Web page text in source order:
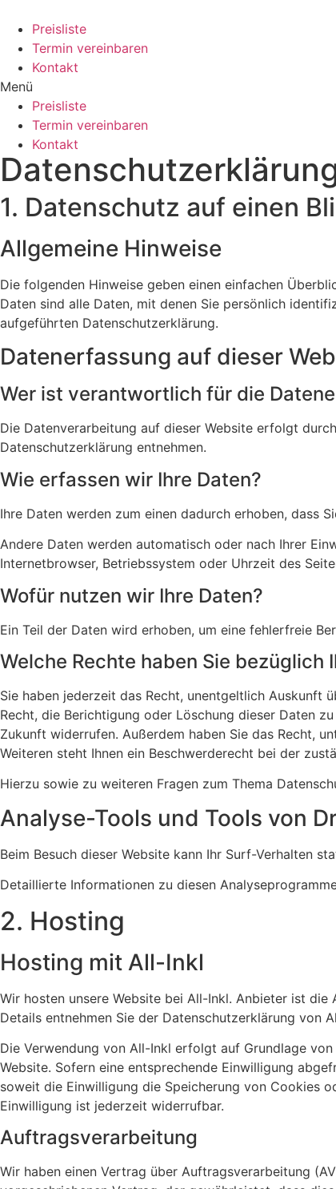
Inhalt
wechseln
Preisliste
Termin vereinbaren
Kontakt
Menü
Preisliste
Termin vereinbaren
Kontakt
1. Datenschutz auf einen
Allgemeine Hinweise
Die folgenden Hinweise geben einen einfachen
Daten sind alle Daten, mit denen Sie persönlich
aufgeführten Datenschutzerklärung.
Datenerfassung auf dieser
Wer ist verantwortlich für die
Die Datenverarbeitung auf dieser Website erfolgt
Datenschutzerklärung entnehmen.
Wie erfassen wir Ihre Daten?
Ihre Daten werden zum einen dadurch erhoben, dass
Andere Daten werden automatisch oder nach Ihrer
Internetbrowser, Betriebssystem oder Uhrzeit des
Wofür nutzen wir Ihre Daten?
Ein Teil der Daten wird erhoben, um eine fehlerfreie
Welche Rechte haben Sie bezüglich
Sie haben jederzeit das Recht, unentgeltlich Auskunft
Recht, die Berichtigung oder Löschung dieser Daten
Zukunft widerrufen. Außerdem haben Sie das Recht,
Weiteren steht Ihnen ein Beschwerderecht bei der
Hierzu sowie zu weiteren Fragen zum Thema
Analyse-Tools und Tools von
Beim Besuch dieser Website kann Ihr Surf-Verhalten
Detaillierte Informationen zu diesen
2. Hosting
Hosting mit All-Inkl
Wir hosten unsere Website bei All-Inkl. Anbieter ist die
Details entnehmen Sie der Datenschutzerklärung von
Die Verwendung von All-Inkl erfolgt auf Grundlage
Website. Sofern eine entsprechende Einwilligung
soweit die Einwilligung die Speicherung von Cookies
Einwilligung ist jederzeit widerrufbar.
Auftragsverarbeitung
Wir haben einen Vertrag über Auftragsverarbeitung